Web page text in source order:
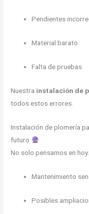
Pendientes
Material barato
Falta de pruebas
Nuestra instalación de
todos estos errores.
Instalación de plomería
futuro
No solo pensamos en
Mantenimiento
Posibles